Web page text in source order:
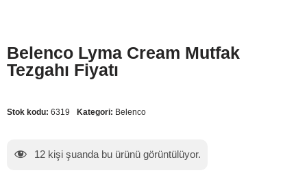
Belenco Lyma Cream Mutfak
Tezgahı Fiyatı
Stok kodu: 6319 Kategori: Belenco
12 kişi şuanda bu ürünü görüntülüyor.